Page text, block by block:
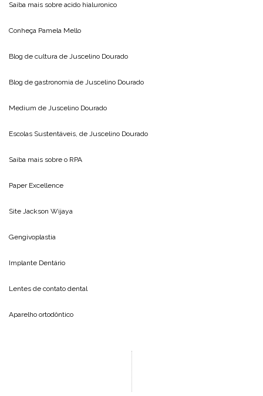
Saiba mais sobre acido hialuronico
Conheça Pamela Mello
Blog de cultura de Juscelino Dourado
Blog de gastronomia de Juscelino Dourado
Medium de Juscelino Dourado
Escolas Sustentáveis, de Juscelino Dourado
Saiba mais sobre o RPA
Paper Excellence
Site Jackson Wijaya
Gengivoplastia
Implante Dentário
Lentes de contato dental
Aparelho ortodôntico